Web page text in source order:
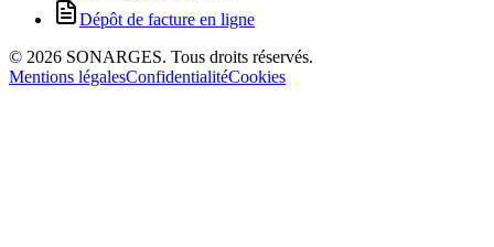
Dépôt de facture en ligne
© 2026 SONARGES. Tous droits réservés.
Mentions légalesConfidentialitéCookies